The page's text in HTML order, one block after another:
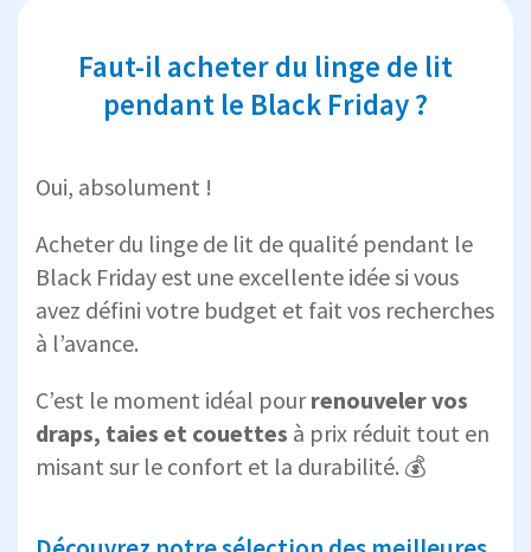
Faut-il acheter du linge de lit
pendant le Black Friday ?
Oui, absolument !
Acheter du linge de lit de qualité pendant le
Black Friday est une excellente idée si vous
avez défini votre budget et fait vos recherches
à l’avance.
C’est le moment idéal pourrenouveler vos
draps, taies et couettes à prix réduit tout en
misant sur le confort et la durabilité. 💰